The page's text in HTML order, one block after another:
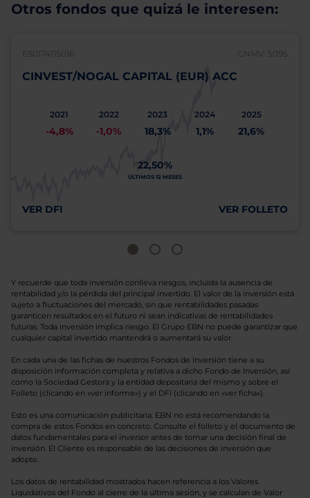
Otros fondos que quizá le interesen:
ES0174115016 CNMV: 5095
CINVEST/NOGAL CAPITAL (EUR) ACC
2021
-4,8%
2022
-1,0%
2023
18,3%
2024
1,1%
2025
21,6%
22,50%
ÚLTIMOS 12 MESES
VER DFI VER FOLLETO
Y recuerde que toda inversión conlleva riesgos, incluida la ausencia de
rentabilidad y/o la pérdida del principal invertido. El valor de la inversión está
sujeto a fluctuaciones del mercado, sin que rentabilidades pasadas
garanticen resultados en el futuro ni sean indicativas de rentabilidades
futuras. Toda inversión implica riesgo. El Grupo EBN no puede garantizar que
cualquier capital invertido mantendrá o aumentará su valor.
En cada una de las fichas de nuestros Fondos de Inversión tiene a su
disposición información completa y relativa a dicho Fondo de Inversión, así
como la Sociedad Gestora y la entidad depositaria del mismo y sobre el
Folleto (clicando en «ver informe») y el DFI (clicando en «ver ficha»).
Esto es una comunicación publicitaria. EBN no está recomendando la
compra de estos Fondos en concreto. Consulte el folleto y el documento de
datos fundamentales para el inversor antes de tomar una decisión final de
inversión. El Cliente es responsable de las decisiones de inversión que
adopte.
Los datos de rentabilidad mostrados hacen referencia a los Valores
Liquidativos del Fondo al cierre de la última sesión, y se calculan de Valor